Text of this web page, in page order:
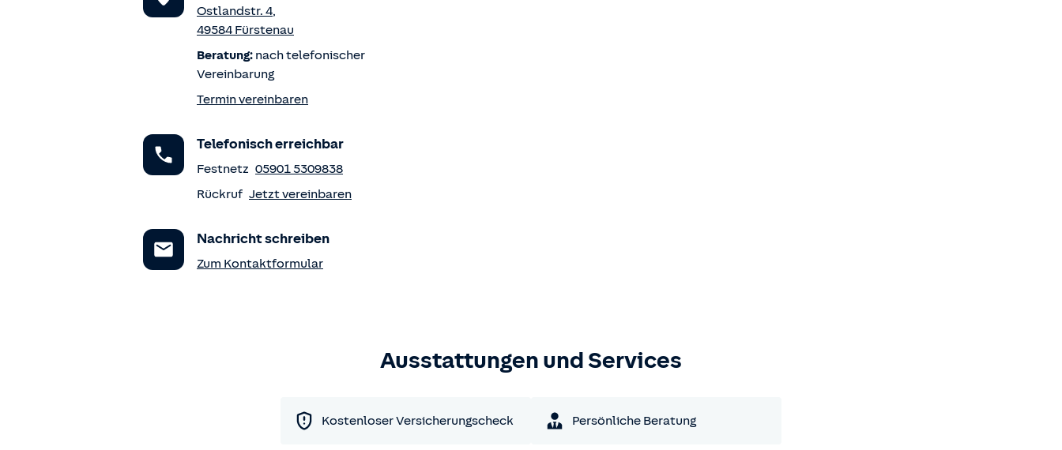
Ostlandstr. 4,
49584 Fürstenau
Beratung: nach telefonischer
Vereinbarung
Termin vereinbaren
Telefonisch erreichbar
Festnetz 05901 5309838
Rückruf Jetzt vereinbaren
Nachricht schreiben
Zum Kontaktformular
Ausstattungen und Services
Kostenloser Versicherungscheck Persönliche Beratung